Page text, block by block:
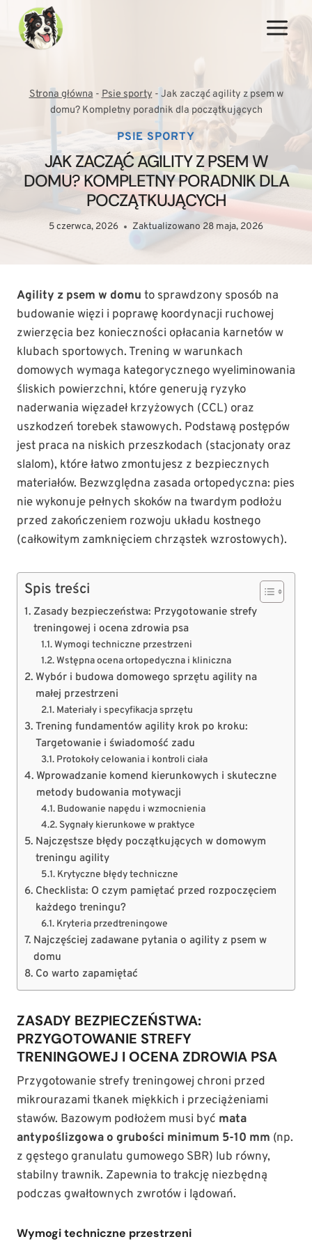
Przejdź
treści
Strona główna-Psie sporty- Jak zacząć agility z psem w
domu? Kompletny poradnik dla początkujących
PSIE SPORTY
JAK ZACZĄĆ AGILITY Z PSEM W
DOMU? KOMPLETNY PORADNIK DLA
POCZĄTKUJĄCYCH
5 czerwca, 2026 Zaktualizowano 28 maja, 2026
Agility z psem w domu to sprawdzony sposób na
budowanie więzi i poprawę koordynacji ruchowej
zwierzęcia bez konieczności opłacania karnetów w
klubach sportowych. Trening w warunkach
domowych wymaga kategorycznego wyeliminowania
śliskich powierzchni, które generują ryzyko
naderwania więzadeł krzyżowych (CCL) oraz
uszkodzeń torebek stawowych. Podstawą postępów
jest praca na niskich przeszkodach (stacjonaty oraz
slalom), które łatwo zmontujesz z bezpiecznych
materiałów. Bezwzględna zasada ortopedyczna: pies
nie wykonuje pełnych skoków na twardym podłożu
przed zakończeniem rozwoju układu kostnego
(całkowitym zamknięciem chrząstek wzrostowych).
Spis treści
Zasady bezpieczeństwa: Przygotowanie strefy
treningowej i ocena zdrowia psa
Wymogi techniczne przestrzeni
Wstępna ocena ortopedyczna i kliniczna
Wybór i budowa domowego sprzętu agility na
małej przestrzeni
Materiały i specyfikacja sprzętu
Trening fundamentów agility krok po kroku:
Targetowanie i świadomość zadu
Protokoły celowania i kontroli ciała
Wprowadzanie komend kierunkowych i skuteczne
metody budowania motywacji
Budowanie napędu i wzmocnienia
Sygnały kierunkowe w praktyce
Najczęstsze błędy początkujących w domowym
treningu agility
Krytyczne błędy techniczne
Checklista: O czym pamiętać przed rozpoczęciem
każdego treningu?
Kryteria przedtreningowe
Najczęściej zadawane pytania o agility z psem w
domu
Co warto zapamiętać
ZASADY BEZPIECZEŃSTWA:
PRZYGOTOWANIE STREFY
TRENINGOWEJ I OCENA ZDROWIA PSA
Przygotowanie strefy treningowej chroni przed
mikrourazami tkanek miękkich i przeciążeniami
stawów. Bazowym podłożem musi być mata
antypoślizgowa o grubości minimum 5-10 mm (np.
z gęstego granulatu gumowego SBR) lub równy,
stabilny trawnik. Zapewnia to trakcję niezbędną
podczas gwałtownych zwrotów i lądowań.
Wymogi techniczne przestrzeni